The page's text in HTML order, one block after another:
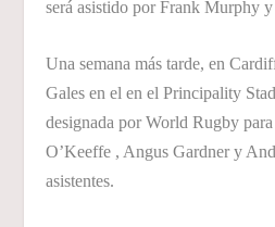
será asistido por Frank Murphy
Una semana más tarde, en
Gales en el en el Principality
designada por World Rugby
O’Keeffe , Angus Gardner y
asistentes.